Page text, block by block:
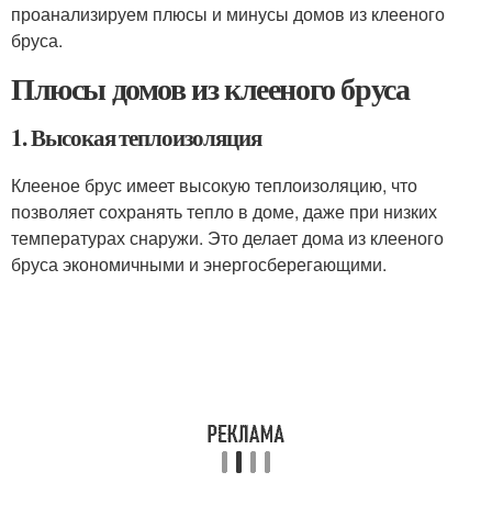
проанализируем плюсы и минусы домов из клееного
бруса.
Плюсы домов из клееного бруса
1. Высокая теплоизоляция
Клееное брус имеет высокую теплоизоляцию, что
позволяет сохранять тепло в доме, даже при низких
температурах снаружи. Это делает дома из клееного
бруса экономичными и энергосберегающими.